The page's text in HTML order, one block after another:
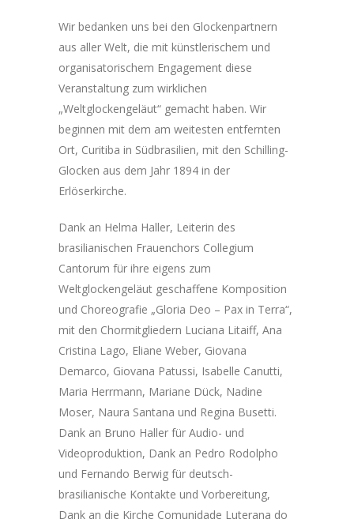
Wir bedanken uns bei den Glockenpartnern
aus aller Welt, die mit künstlerischem und
organisatorischem Engagement diese
Veranstaltung zum wirklichen
„Weltglockengeläut“ gemacht haben. Wir
beginnen mit dem am weitesten entfernten
Ort, Curitiba in Südbrasilien, mit den Schilling-
Glocken aus dem Jahr 1894 in der
Erlöserkirche.
Dank an Helma Haller, Leiterin des
brasilianischen Frauenchors Collegium
Cantorum für ihre eigens zum
Weltglockengeläut geschaffene Komposition
und Choreografie „Gloria Deo – Pax in Terra“,
mit den Chormitgliedern Luciana Litaiff, Ana
Cristina Lago, Eliane Weber, Giovana
Demarco, Giovana Patussi, Isabelle Canutti,
Maria Herrmann, Mariane Dück, Nadine
Moser, Naura Santana und Regina Busetti.
Dank an Bruno Haller für Audio- und
Videoproduktion, Dank an Pedro Rodolpho
und Fernando Berwig für deutsch-
brasilianische Kontakte und Vorbereitung,
Dank an die Kirche Comunidade Luterana do